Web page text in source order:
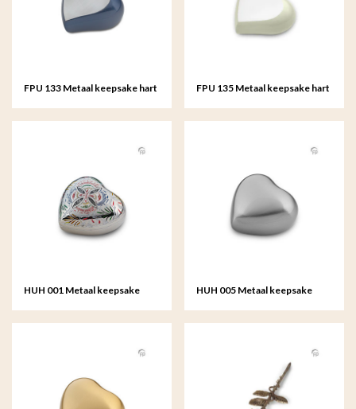
FPU 133 Metaal keepsake hart FPU 135 Metaal keepsake hart
HUH 001 Metaal keepsake
HUH 005 Metaal keepsake